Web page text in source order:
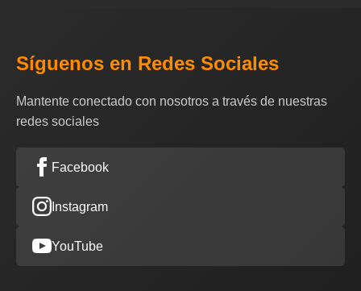
Síguenos en Redes Sociales
Mantente conectado con nosotros a través de nuestras
redes sociales
Facebook
Instagram
YouTube